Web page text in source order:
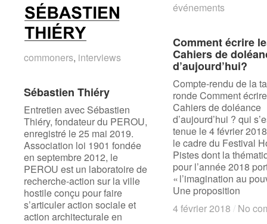
commoners, interviews
Sébastien Thiéry
Entretien avec Sébastien
Thiéry, fondateur du PEROU,
enregistré le 25 mai 2019.
Association loi 1901 fondée
en septembre 2012, le
PEROU est un laboratoire de
recherche-action sur la ville
hostile conçu pour faire
s’articuler action sociale et
action architecturale en
commoners interviews
Sébastien Thiéry
événements
Comment écrire
Cahiers de
d’aujourd’hui?
Compte-rendu de la
ronde Comment
Cahiers de doléance
d’aujourd’hui ? qui
tenue le 4 février
le cadre du Festival
Pistes dont la
pour l’année 2018
« l’imagination au
Une proposition
4 février 2018 / No
événements
Comment écrire
Cahiers de
d’aujourd’hui?
4 février 2018 / No